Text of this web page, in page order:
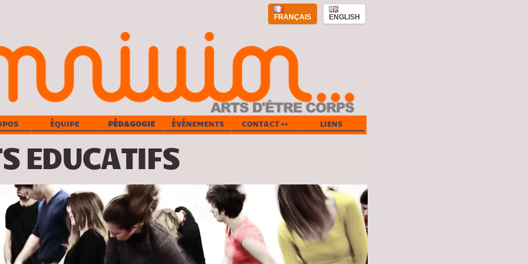
FRANÇAIS ENGLISH
ÉQUIPE PÉDAGOGIE ÉVÉNEMENTS CONTACT ++ LIENS
EDUCATIFS